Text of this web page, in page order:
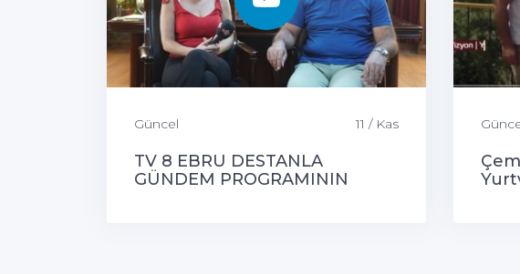
Güncel 11 / Kas
TV 8 EBRU DESTANLA
GÜNDEM PROGRAMININ